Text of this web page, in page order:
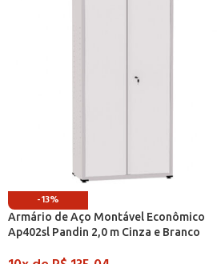
-13%
Armário de Aço Montável Econômico
Ap402sl Pandin 2,0 m Cinza e Branco